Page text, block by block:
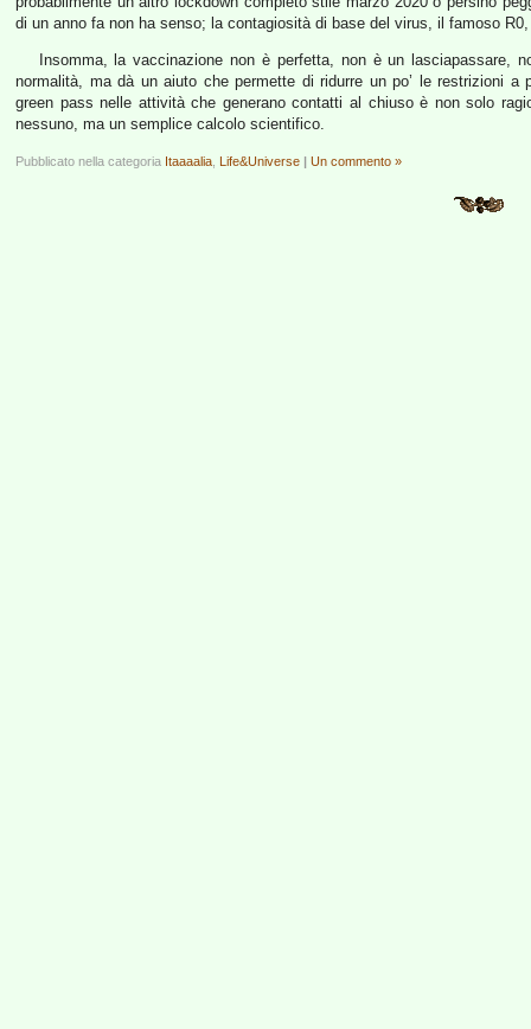
di un anno fa non ha senso; la contagiosità di base del virus, il famoso
Insomma, la vaccinazione non è perfetta, non è un lasciapassare,
normalità, ma dà un aiuto che permette di ridurre un po’ le restrizioni a
green pass nelle attività che generano contatti al chiuso è non solo
nessuno, ma un semplice calcolo scientifico.
Pubblicato nella categoria Itaaaalia Life&Universe | Un commento »